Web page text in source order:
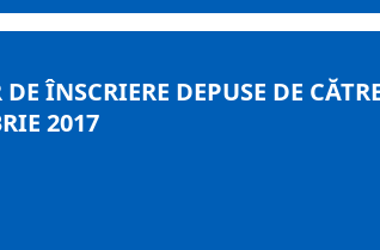
DE ÎNSCRIERE DEPUSE DE
2017